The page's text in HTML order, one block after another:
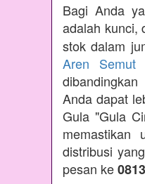
Bagi Anda
adalah kunci,
stok dalam
Aren Semut
Anda dapat
Gula "Gula
memastikan
distribusi
pesan ke